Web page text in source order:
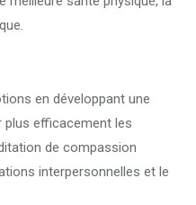
en développant une
plus efficacement les
de compassion
interpersonnelles et le